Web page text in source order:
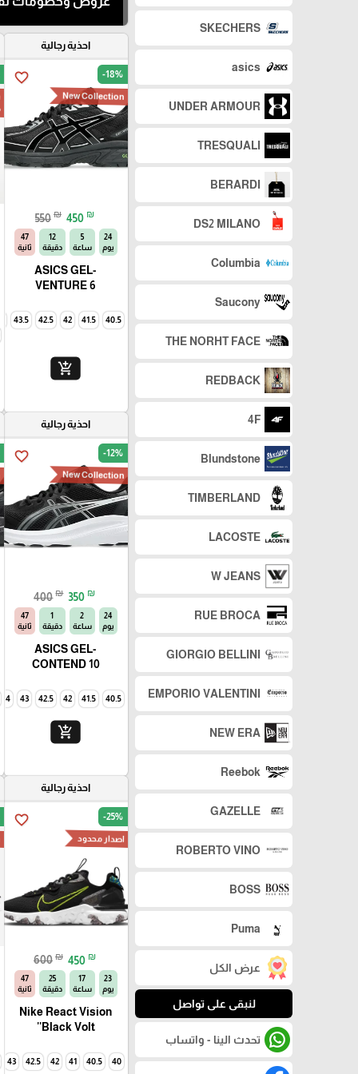
SKECHERS
asics
UNDER ARMOUR
TRESQUALI
BERARDI
DS2 MILANO
Columbia
Saucony
THE NORHT FACE
REDBACK
4F
Blundstone
TIMBERLAND
LACOSTE
W JEANS
RUE BROCA
GIORGIO BELLINI
EMPORIO VALENTINI
NEW ERA
Reebok
GAZELLE
ROBERTO VINO
BOSS
Puma
عرض الكل
لنبقى على تواصل
تحدث الينا - واتساب
احذية رجالية
favorite_border -18%
New Collection
550 ₪ 450 ₪
24
يوم
5
ساعة
12
دقيقة
46
ثانية
ASICS GEL-
VENTURE 6
40.5
41.5
42
42.5
43.5
add_shopping_cart
احذية رجالية
favorite_border -12%
New Collection
400 ₪ 350 ₪
24
يوم
2
ساعة
1
دقيقة
46
ثانية
ASICS GEL-
CONTEND 10
40.5
41.5
42
42.5
43
44
add_shopping_cart
احذية رجالية
favorite_border -25%
اصدار محدود
600 ₪ 450 ₪
23
يوم
17
ساعة
25
دقيقة
46
ثانية
Nike React Vision
'Black Volt'
40
40.5
41
42
42.5
43